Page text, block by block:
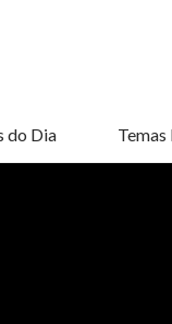
do Dia